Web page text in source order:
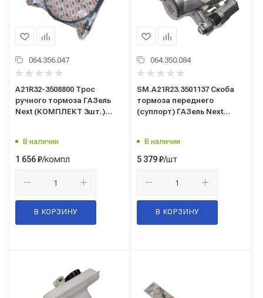
064.356.047
A21R32-3508800 Трос
ручного тормоза ГАЗель
Next (КОМПЛЕКТ 3шт.)
В наличии
1 656₽/компл
В КОРЗИНУ
064.350.084
SM.A21R23.3501137 Скоба
тормоза переднего
(суппорт) ГАЗель Next
В наличии
5 379₽/шт
В КОРЗИНУ